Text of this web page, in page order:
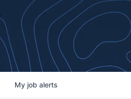
My job alerts